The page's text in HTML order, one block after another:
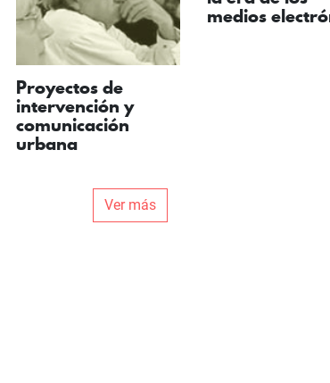
Proyectos de
intervención y
comunicación
urbana
medios
Ver más